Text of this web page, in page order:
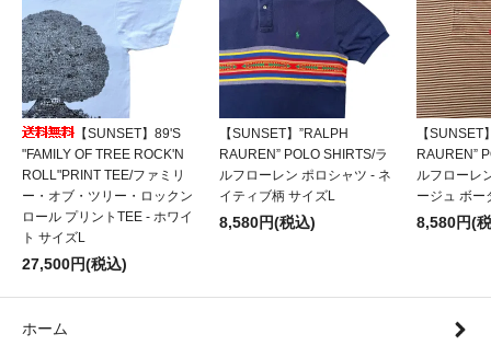
【SUNSET】89'S
"FAMILY OF TREE ROCK'N
ROLL"PRINT TEE/ファミリ
ー・オブ・ツリー・ロックン
ロール プリントTEE - ホワイ
ト サイズL
27,500円(税込)
【SUNSET】”RALPH
RAUREN” POLO SHIRTS/ラ
ルフローレン ポロシャツ - ネ
イティブ柄 サイズL
8,580円(税込)
【SUNSET
RAUREN”
ルフローレ
ージュ ボー
8,580円(
ホーム